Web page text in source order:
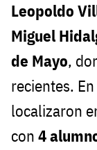
Leopoldo
Miguel
de Mayo,
recientes.
localizaron
con 4